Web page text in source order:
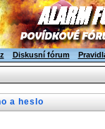
Diskusní fórum
a heslo